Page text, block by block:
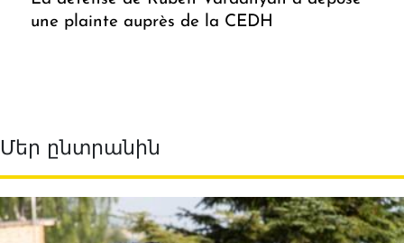
une plainte auprès de la CEDH
Մեր ընտրանին